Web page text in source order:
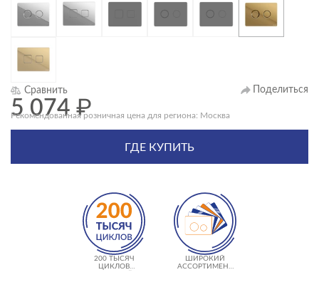
Сравнить Поделиться
5 074₽
Рекомендованная розничная цена для региона: Москва
ГДЕ КУПИТЬ
200 ТЫСЯЧ
ЦИКЛОВ
ШИРОКИЙ
АССОРТИМЕНТ